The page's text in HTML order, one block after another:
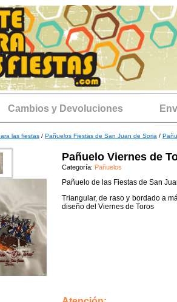
Cambios y Devoluciones
las fiestas / Pañuelos Fiestas de San Juan de Soria /
Pañuelo Viernes de
Categoría: Pañuelos
Pañuelo de las Fiestas de San
Triangular, de raso y bordado a
diseño del Viernes de Toros